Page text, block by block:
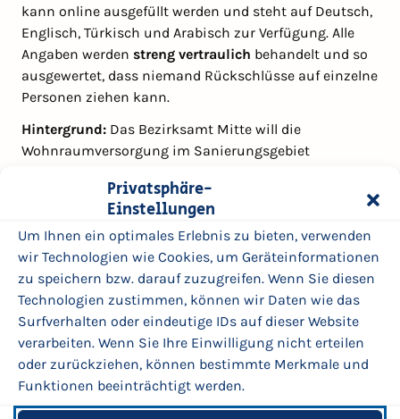
Privatsphäre-
Einstellungen
Um Ihnen ein optimales Erlebnis zu bieten, verwenden
wir Technologien wie Cookies, um Geräteinformationen
zu speichern bzw. darauf zuzugreifen. Wenn Sie diesen
Technologien zustimmen, können wir Daten wie das
Surfverhalten oder eindeutige IDs auf dieser Website
verarbeiten. Wenn Sie Ihre Einwilligung nicht erteilen
oder zurückziehen, können bestimmte Merkmale und
Funktionen beeinträchtigt werden.
kann online ausgefüllt werden und steht auf Deutsch,
Englisch, Türkisch und Arabisch zur Verfügung. Alle
Angaben werden streng vertraulich behandelt und so
ausgewertet, dass niemand Rückschlüsse auf einzelne
Personen ziehen kann.
Hintergrund: Das Bezirksamt Mitte will die
Wohnraumversorgung im Sanierungsgebiet
nächsten Jahren werden Fördermittel eingesetzt. Das
Ziel ist es, mehr Grün, mehr Orte für Treffen und
Begegnung, weniger Lärm und bessere Luft und ein
gutes Miteinander von Wohnen, Arbeiten und Freizeit
zu schaffen. Für das Sanierungsgebiet sollen
demnachsoziale Zieleaufgestellt werden, um die
Entwicklung sozialverträglich umzusetzen. Das
bedeutet vor Verdrängung schützen, bezahlbaren
Wohnraum erhalten und neuen bezahlbaren
Wohnraum schaffen. Um die sozialen Ziele aufstellen
zu können, müssen die soziale und wirtschaftliche